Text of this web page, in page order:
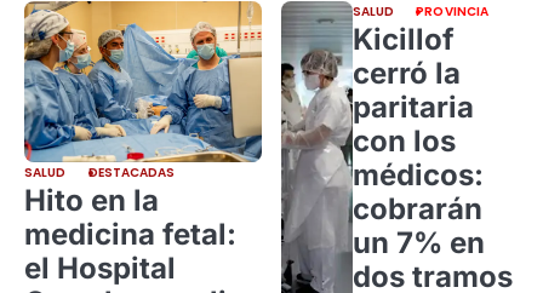
SALUD DESTACADAS
Hito en la
medicina fetal:
el Hospital
SALUD PROVINCIA
Kicillof
cerró la
paritaria
con los
médicos:
cobrarán
un 7% en
dos tramos